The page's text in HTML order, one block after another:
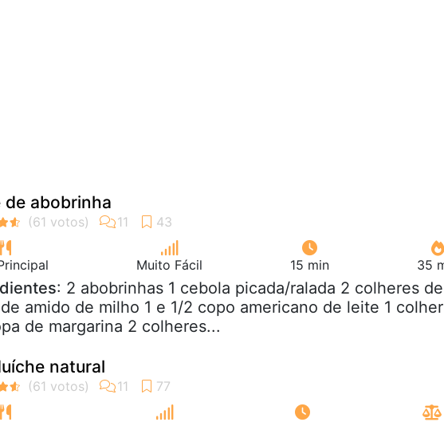
de abobrinha
Muito Fácil 15 min 35
: 2 abobrinhas 1 cebola picada/ralada 2 colheres de
amido de milho 1 e 1/2 copo americano de leite 1 colher
de margarina 2 colheres...
natural